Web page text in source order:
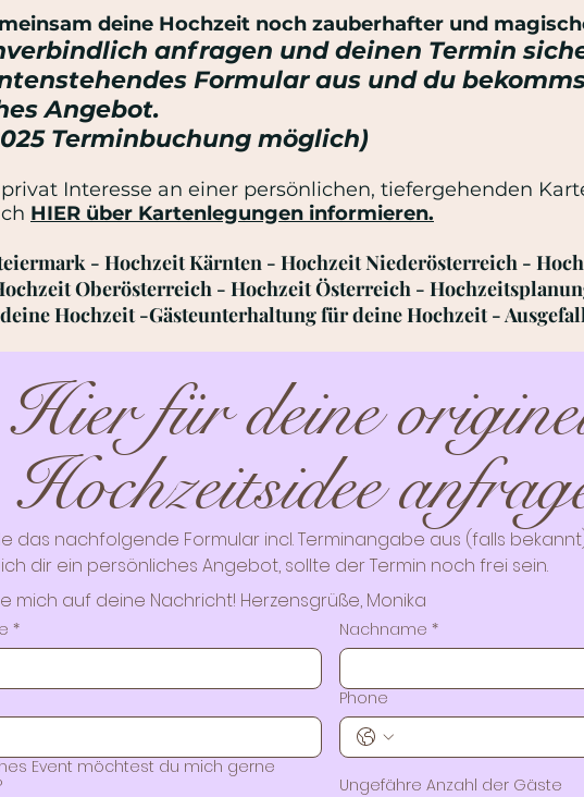
deine Hochzeit noch zauberhafter und
anfragen und deinen Termin
Formular aus und du
Angebot.
Terminbuchung möglich)
Interesse an einer persönlichen, tiefergehenden
HIER über Kartenlegungen informieren.
- Hochzeit Kärnten - Hochzeit Niederösterreich -
Oberösterreich - Hochzeit Österreich -
Hochzeit -Gästeunterhaltung für deine Hochzeit -
Hier für deine
Hochzeitsidee
das nachfolgende Formular incl. Terminangabe aus (falls
dir ein persönliches Angebot, sollte der Termin noch frei sein.
mich auf deine Nachricht! Herzensgrüße, Monika
* Nachname *
Phone
Event möchtest du mich gerne
Ungefähre Anzahl der Gäste